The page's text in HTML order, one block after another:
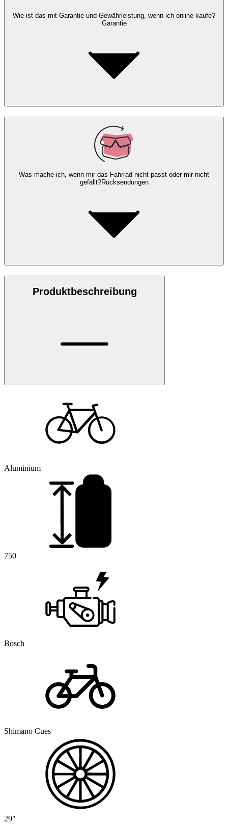
Wie ist das mit Garantie und Gewährleistung, wenn ich online kaufe?
Garantie
Was mache ich, wenn mir das Fahrrad nicht passt oder mir nicht
gefällt?Rücksendungen
Produktbeschreibung
Aluminium
750
Bosch
Shimano Cues
29"